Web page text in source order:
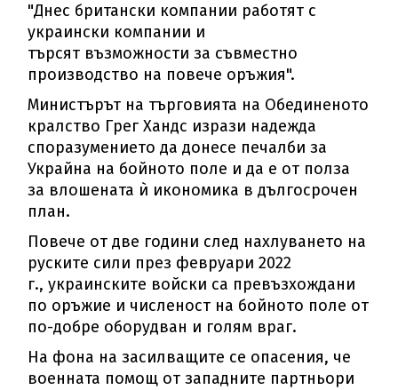
"Днес британски компании работят с
украински компании и
търсят възможности за съвместно
производство на повече оръжия".
Министърът на търговията на Обединеното
кралство Грег Хандс изрази надежда
споразумението да донесе печалби за
Украйна на бойното поле и да е от полза
за влошената ѝ икономика в дългосрочен
план.
Повече от две години след нахлуването на
руските сили през февруари 2022
г., украинските войски са превъзхождани
по оръжие и численост на бойното поле от
по-добре оборудван и голям враг.
На фона на засилващите се опасения, че
военната помощ от западните партньори